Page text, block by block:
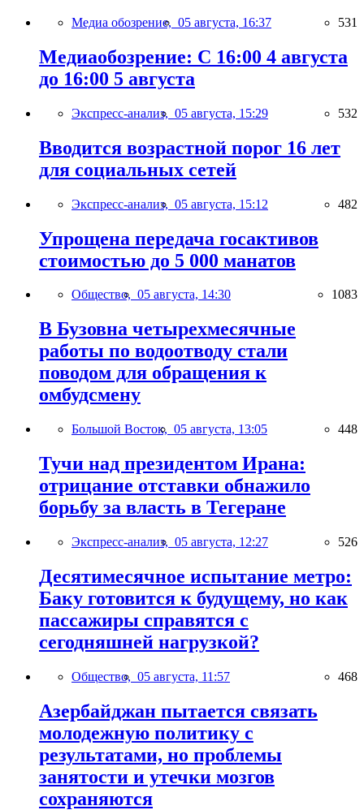
Медиа обозрение, 05 августа, 16:37 531
Медиаобозрение: С 16:00 4 августа
до 16:00 5 августа
Экспресс-анализ, 05 августа, 15:29 532
Вводится возрастной порог 16 лет
для социальных сетей
Экспресс-анализ, 05 августа, 15:12 482
Упрощена передача госактивов
стоимостью до 5 000 манатов
Общество, 05 августа, 14:30 1083
В Бузовна четырехмесячные
работы по водоотводу стали
поводом для обращения к
омбудсмену
Большой Восток, 05 августа, 13:05 448
Тучи над президентом Ирана:
отрицание отставки обнажило
борьбу за власть в Тегеране
Экспресс-анализ, 05 августа, 12:27 526
Десятимесячное испытание метро:
Баку готовится к будущему, но как
пассажиры справятся с
сегодняшней нагрузкой?
Общество, 05 августа, 11:57 468
Азербайджан пытается связать
молодежную политику с
результатами, но проблемы
занятости и утечки мозгов
сохраняются